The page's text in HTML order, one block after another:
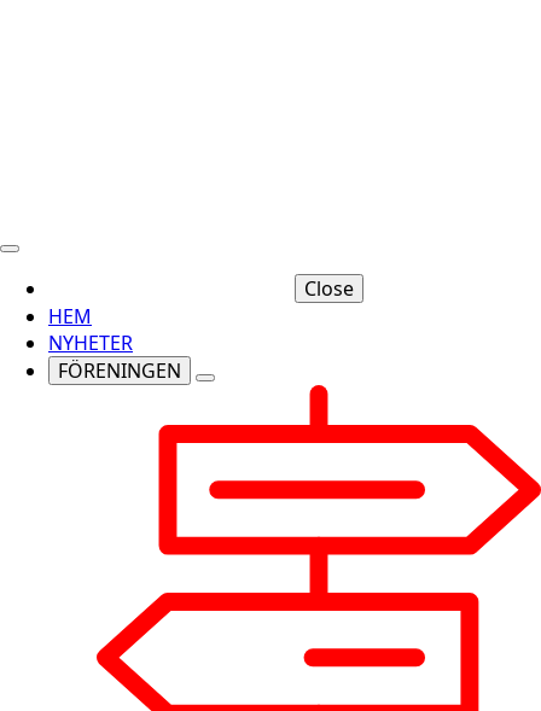
Close
HEM
NYHETER
FÖRENINGEN